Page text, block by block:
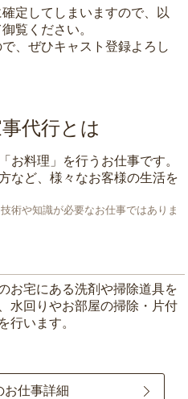
定してしまいますので、以
覧ください。
、ぜひキャスト登録よろし
代行とは
お料理 」を行うお仕事です。
など、様々なお客様の生活を
術や知識が必要なお仕事ではありま
お宅にある洗剤や掃除道具を
水回りやお部屋の掃除・片付
行います。
お仕事詳細